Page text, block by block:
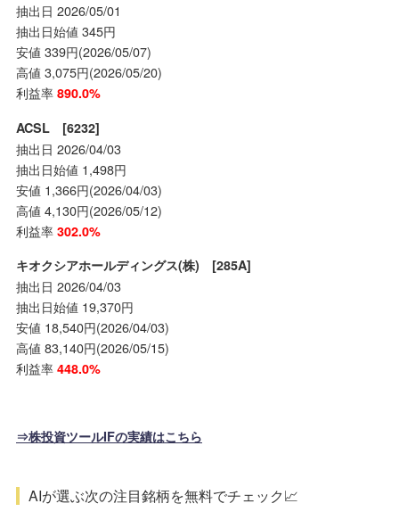
抽出日 2026/05/01
抽出日始値 345円
安値 339円(2026/05/07)
高値 3,075円(2026/05/20)
利益率 890.0%
ACSL [6232]
抽出日 2026/04/03
抽出日始値 1,498円
安値 1,366円(2026/04/03)
高値 4,130円(2026/05/12)
利益率 302.0%
キオクシアホールディングス(株) [285A]
抽出日 2026/04/03
抽出日始値 19,370円
安値 18,540円(2026/04/03)
高値 83,140円(2026/05/15)
利益率 448.0%
⇒株投資ツールIFの実績はこちら
AIが選ぶ次の注目銘柄を無料でチェック📈